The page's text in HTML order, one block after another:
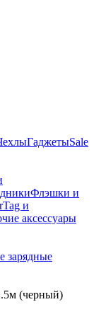
ГаджетыSale
Флэшки и
и
аксессуары
зарядные
(черный)